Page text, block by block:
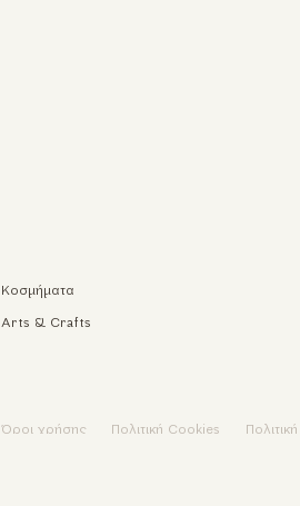
Κοσμήματα
Arts & Crafts
Όροι χρήσης Πολιτική Cookies